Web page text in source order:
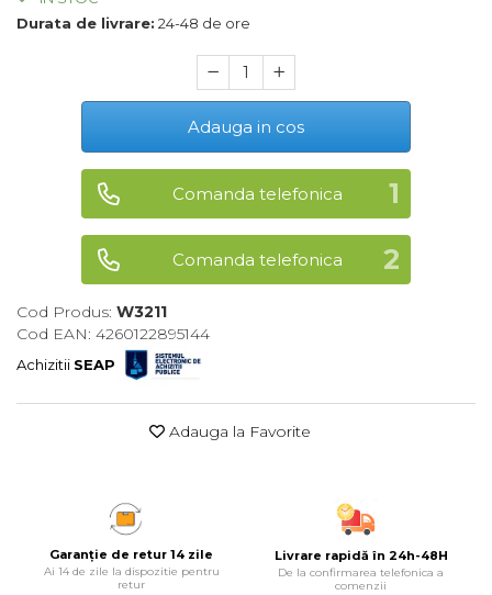
Maturi, Mopuri, Galeti &
Cantare
Rafturi
Baterii & Acumulatori
Baterii AAA
Baterii AA
Corpuri de Iluminat
Lanterne
Echipamente Pentru Service-uri
Auto
Durata de livrare: 24-48 de ore
Adauga in cos
Comanda telefonica
Comanda telefonica
Cod Produs: W3211
Cod EAN: 4260122895144
Achizitii SEAP
Adauga la Favorite
Garanție de retur 14 zile
Ai 14 de zile la dispozitie pentru
retur
Livrare rapidă în 24h-48H
De la confirmarea telefonica a
comenzii